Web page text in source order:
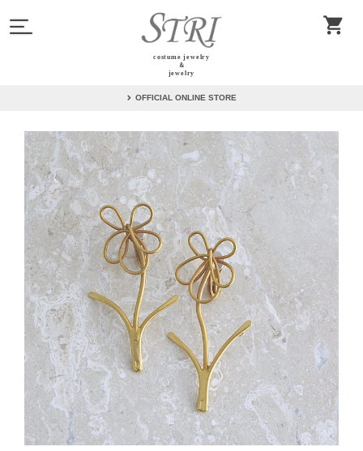
costume jewelry
＆
jewelry
OFFICIAL ONLINE STORE